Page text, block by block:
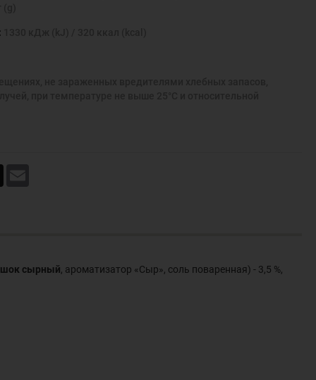
сырный , ароматизатор «Сыр», соль поваренная) - 3,5 %,